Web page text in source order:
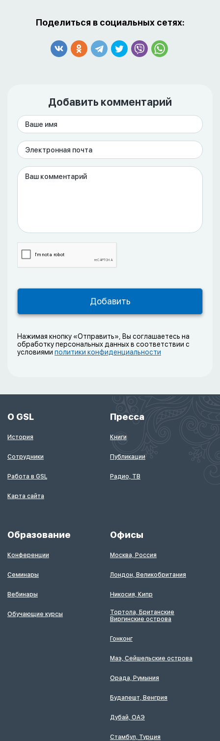
Поделиться в социальных сетях:
Добавить комментарий
Нажимая кнопку «Отправить», Вы соглашаетесь на
обработку персональных данных в соответствии с
условиями политики конфиденциальности
О GSL
История
Сотрудники
Работа в GSL
Карта сайта
Пресса
Книги
Публикации
Радио, ТВ
Образование
Конференции
Семинары
Вебинары
Обучающие курсы
Офисы
Москва, Россия
Лондон, Великобритания
Никосия, Кипр
Тортола, Британские
Виргинские острова
Гонконг
Маэ, Сейшельские острова
Орада, Румыния
Будапешт, Венгрия
Дубай, ОАЭ
Стамбул, Турция